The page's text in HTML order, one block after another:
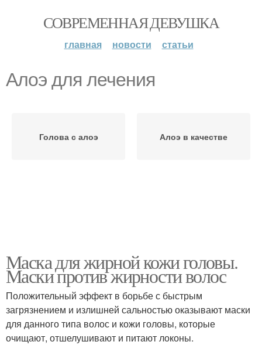
СОВРЕМЕННАЯ ДЕВУШКА
главная новости статьи
Алоэ для лечения
Голова с алоэ Алоэ в качестве
Маска для жирной кожи головы.
Маски против жирности волос
Положительный эффект в борьбе с быстрым
загрязнением и излишней сальностью оказывают маски
для данного типа волос и кожи головы, которые
очищают, отшелушивают и питают локоны.